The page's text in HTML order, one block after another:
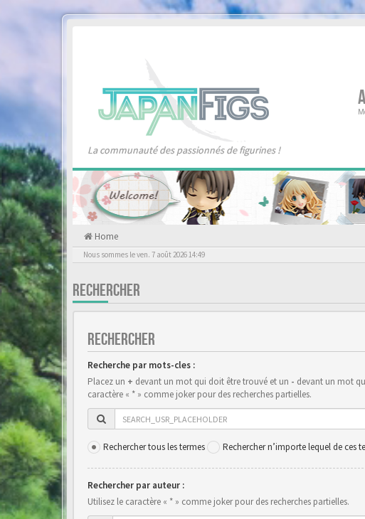
La communauté des passionnés de figurines !
Home
Nous sommes le ven. 7 août 2026 14:49
RECHERCHER
RECHERCHER
Recherche par mots-cles :
Placez un + devant un mot qui doit être trouvé et un - devant un mot
caractère « * » comme joker pour des recherches partielles.
Rechercher tous les termes Rechercher n’importe lequel de ces
Rechercher par auteur :
Utilisez le caractère « * » comme joker pour des recherches partielles.